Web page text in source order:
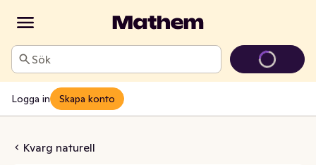
Sök
Logga in Skapa konto
Kvarg naturell
Laktosfri 0,2%